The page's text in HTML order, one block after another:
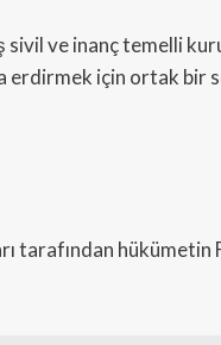
ve inanç temelli
erdirmek için ortak bir
tarafından hükümetin